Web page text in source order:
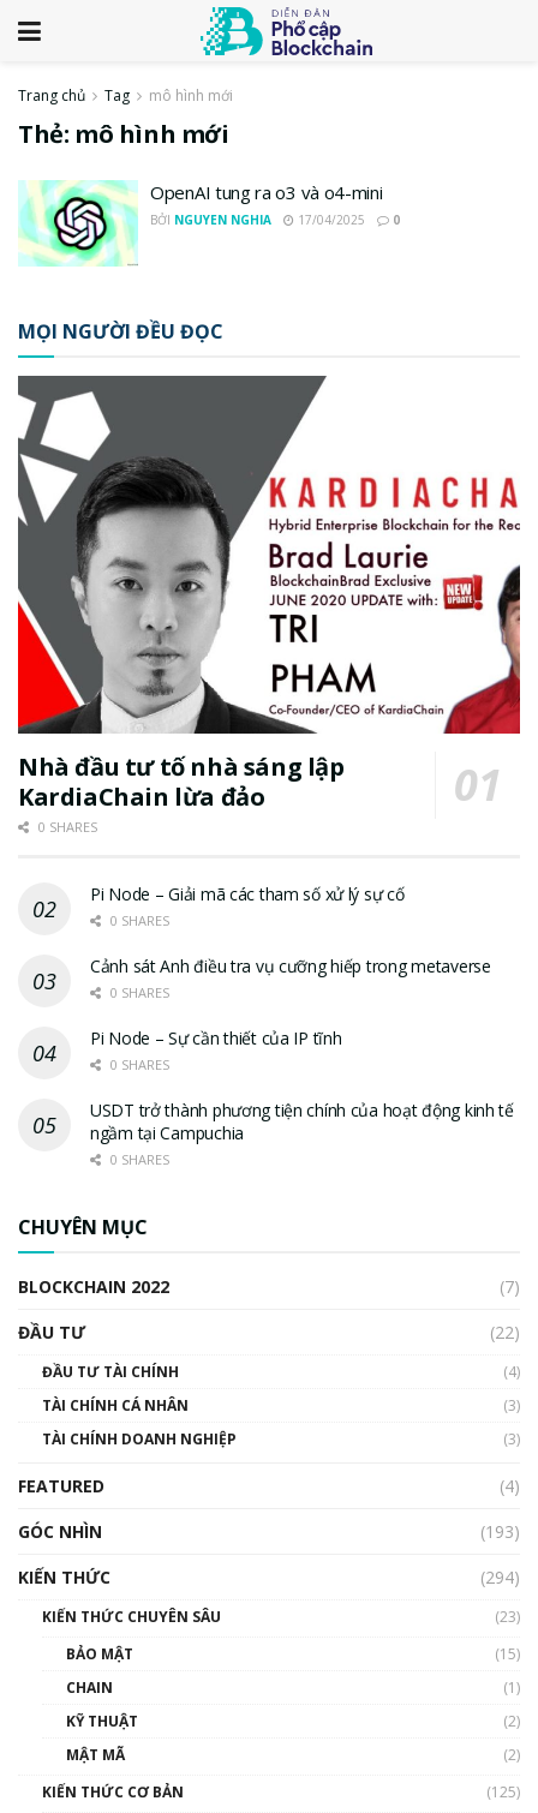
Trang chủ Tag mô hình mới
Thẻ: mô hình mới
OpenAI tung ra o3 và o4-mini
BỞI NGUYEN NGHIA 17/04/2025 0
MỌI NGƯỜI ĐỀU ĐỌC
Nhà đầu tư tố nhà sáng lập
KardiaChain lừa đảo
0 SHARES
Pi Node – Giải mã các tham số xử lý sự cố
0 SHARES
Cảnh sát Anh điều tra vụ cưỡng hiếp trong metaverse
0 SHARES
Pi Node – Sự cần thiết của IP tĩnh
0 SHARES
USDT trở thành phương tiện chính của hoạt động kinh tế
ngầm tại Campuchia
0 SHARES
CHUYÊN MỤC
BLOCKCHAIN 2022
(7)
ĐẦU TƯ
(22)
ĐẦU TƯ TÀI CHÍNH
(4)
TÀI CHÍNH CÁ NHÂN
(3)
TÀI CHÍNH DOANH NGHIỆP
(3)
FEATURED
(4)
GÓC NHÌN
(193)
KIẾN THỨC
(294)
KIẾN THỨC CHUYÊN SÂU
(23)
BẢO MẬT
(15)
CHAIN
(1)
KỸ THUẬT
(2)
MẬT MÃ
(2)
KIẾN THỨC CƠ BẢN
(125)